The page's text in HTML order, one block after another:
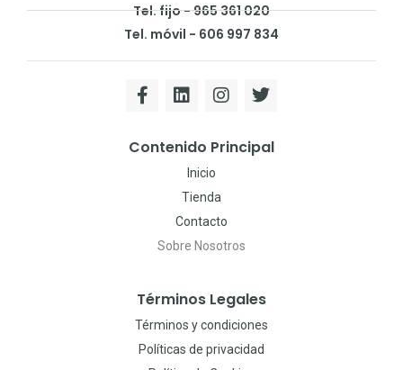
Tel. fijo - 965 361 020
Tel. móvil - 606 997 834
Contenido Principal
Inicio
Tienda
Contacto
Sobre Nosotros
Términos Legales
Términos y condiciones
Políticas de privacidad